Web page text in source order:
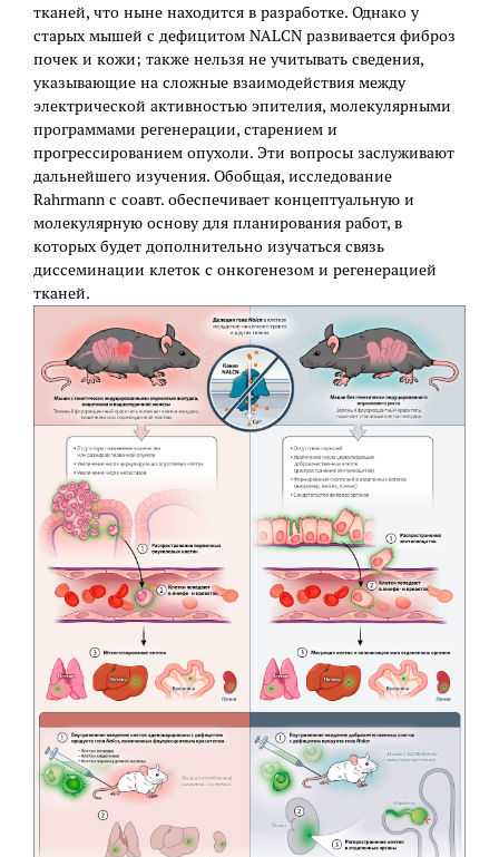
тканей, что ныне находится в разработке. Однако у
старых мышей с дефицитом NALCN развивается фиброз
почек и кожи; также нельзя не учитывать сведения,
указывающие на сложные взаимодействия между
электрической активностью эпителия, молекулярными
программами регенерации, старением и
прогрессированием опухоли. Эти вопросы заслуживают
дальнейшего изучения. Обобщая, исследование
Rahrmann с соавт. обеспечивает концептуальную и
молекулярную основу для планирования работ, в
которых будет дополнительно изучаться связь
диссеминации клеток с онкогенезом и регенерацией
тканей.